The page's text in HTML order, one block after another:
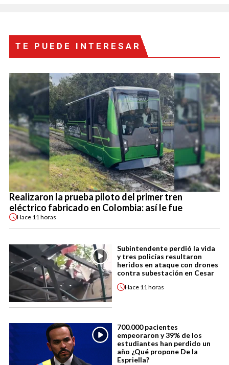
TE PUEDE INTERESAR
Realizaron la prueba piloto del primer tren
eléctrico fabricado en Colombia: así le fue
Hace 11 horas
Subintendente perdió la vida
y tres policías resultaron
heridos en ataque con drones
contra subestación en Cesar
Hace 11 horas
700.000 pacientes
empeoraron y 39% de los
estudiantes han perdido un
año ¿Qué propone De la
Espriella?